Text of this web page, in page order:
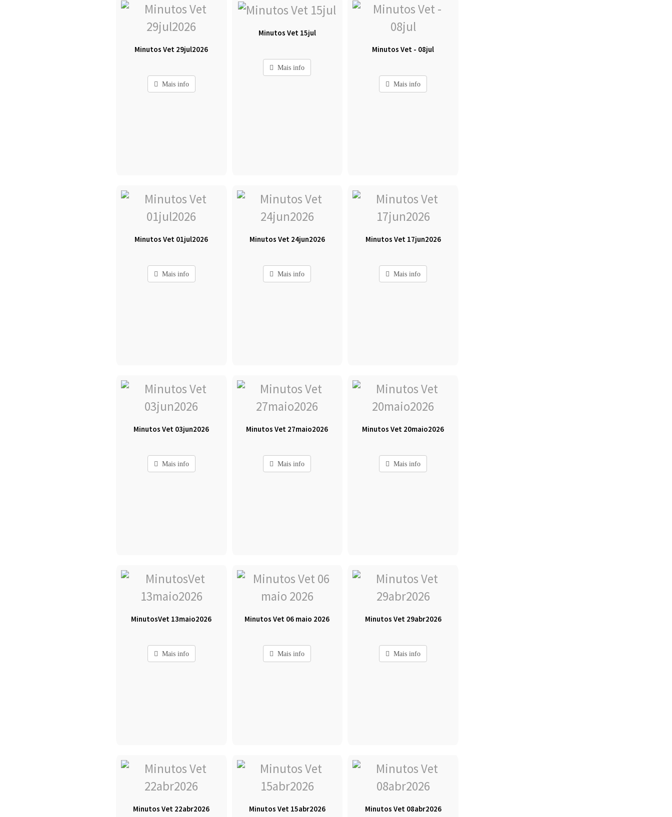
Minutos Vet 29jul2026
Mais info
Minutos Vet 15jul
Mais info
Minutos Vet - 08jul
Mais info
Minutos Vet 01jul2026
Mais info
Minutos Vet 24jun2026
Mais info
Minutos Vet 17jun2026
Mais info
Minutos Vet 03jun2026
Mais info
Minutos Vet 27maio2026
Mais info
Minutos Vet 20maio2026
Mais info
MinutosVet 13maio2026
Mais info
Minutos Vet 06 maio 2026
Mais info
Minutos Vet 29abr2026
Mais info
Minutos Vet 22abr2026 Minutos Vet 15abr2026 Minutos Vet 08abr2026